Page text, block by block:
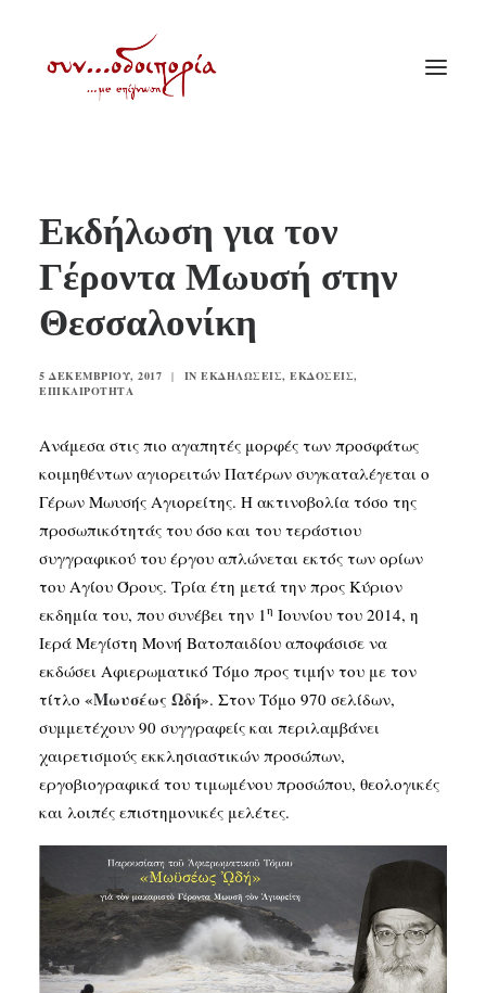
ΘΕΜΑΤΟΛΟΓΙΑ
ΑΝΑΚΟΙΝΩΣΕΙΣ
ΕΝΟΡΙΑ ΕΝ ΔΡΑΣΕΙ
VIDEO
ΕΠΙΚΟΙΝΩΝΙΑ
Εκδήλωση για τον
Γέροντα Μωυσή στην
Θεσσαλονίκη
5 ΔΕΚΕΜΒΡΊΟΥ, 2017 | IN ΕΚΔΗΛΏΣΕΙΣ, ΕΚΔΌΣΕΙΣ,
ΕΠΙΚΑΙΡΌΤΗΤΑ
Ανάμεσα στις πιο αγαπητές μορφές των προσφάτως
κοιμηθέντων αγιορειτών Πατέρων συγκαταλέγεται ο
Γέρων Μωυσής Αγιορείτης. Η ακτινοβολία τόσο της
προσωπικότητάς του όσο και του τεράστιου
συγγραφικού του έργου απλώνεται εκτός των ορίων
του Αγίου Όρους. Τρία έτη μετά την προς Κύριον
εκδημία του, που συνέβει την 1η Ιουνίου του 2014, η
Ιερά Μεγίστη Μονή Βατοπαιδίου αποφάσισε να
εκδώσει Αφιερωματικό Τόμο προς τιμήν του με τον
τίτλο «Μωυσέως Ωδή». Στον Τόμο 970 σελίδων,
συμμετέχουν 90 συγγραφείς και περιλαμβάνει
χαιρετισμούς εκκλησιαστικών προσώπων,
εργοβιογραφικά του τιμωμένου προσώπου, θεολογικές
και λοιπές επιστημονικές μελέτες.